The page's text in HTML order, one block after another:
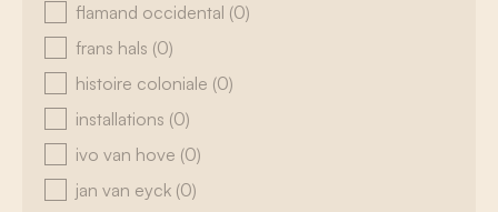
flamand occidental (0)
frans hals (0)
histoire coloniale (0)
installations (0)
ivo van hove (0)
jan van eyck (0)